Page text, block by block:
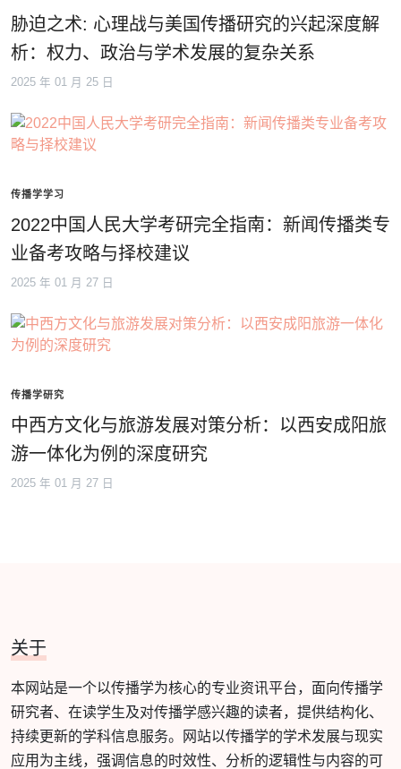
胁迫之术: 心理战与美国传播研究的兴起深度解
析：权力、政治与学术发展的复杂关系
2025 年 01 月 25 日
传播学学习
2022中国人民大学考研完全指南：新闻传播类专
业备考攻略与择校建议
2025 年 01 月 27 日
传播学研究
中西方文化与旅游发展对策分析：以西安成阳旅
游一体化为例的深度研究
2025 年 01 月 27 日
关于
本网站是一个以传播学为核心的专业资讯平台，面向传播学
研究者、在读学生及对传播学感兴趣的读者，提供结构化、
持续更新的学科信息服务。网站以传播学的学术发展与现实
应用为主线，强调信息的时效性、分析的逻辑性与内容的可